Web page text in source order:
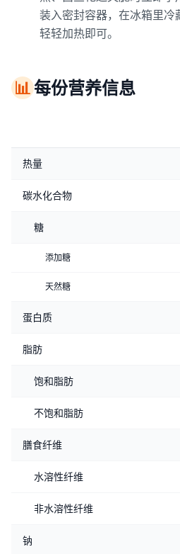
装入密封容器，在冰箱里
轻轻加热即可。
📊每份营养信息
热量
碳水化合物
糖
添加糖
天然糖
蛋白质
脂肪
饱和脂肪
不饱和脂肪
膳食纤维
水溶性纤维
非水溶性纤维
钠